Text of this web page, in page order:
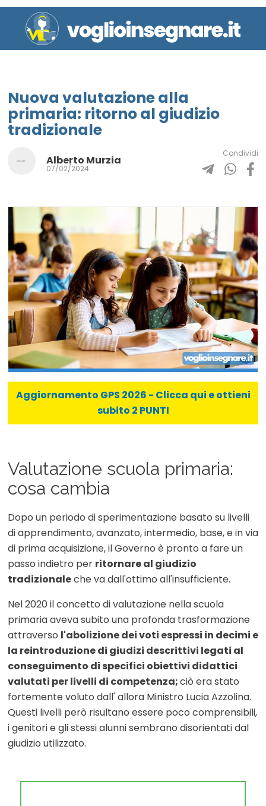
Nuova valutazione alla
primaria: ritorno al giudizio
tradizionale
Alberto Murzia
07/02/2024
Condividi
Aggiornamento GPS 2026 - Clicca qui e ottieni
subito 2 PUNTI
Valutazione scuola primaria:
cosa cambia
Dopo un periodo di sperimentazione basato su livelli
di apprendimento, avanzato, intermedio, base, e in via
di prima acquisizione, il Governo è pronto a fare un
passo indietro per ritornare al giudizio
tradizionaleche va dall'ottimo all'insufficiente.
Nel 2020 il concetto di valutazione nella scuola
primaria aveva subito una profonda trasformazione
attraverso l'abolizione dei voti espressi in decimi e
la reintroduzione di giudizi descrittivi legati al
conseguimento di specifici obiettivi didattici
valutati per livelli di competenza;ciò era stato
fortemente voluto dall' allora Ministro Lucia Azzolina.
Questi livelli però risultano essere poco comprensibili,
i genitori e gli stessi alunni sembrano disorientati dal
giudizio utilizzato.